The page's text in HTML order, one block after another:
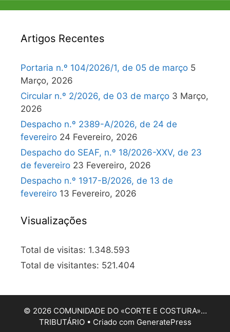
Artigos Recentes
Portaria n.º 104/2026/1, de 05 de março 5
Março, 2026
Circular n.º 2/2026, de 03 de março 3 Março,
2026
Despacho n.º 2389-A/2026, de 24 de
fevereiro 24 Fevereiro, 2026
Despacho do SEAF, n.º 18/2026-XXV, de 23
de fevereiro 23 Fevereiro, 2026
Despacho n.º 1917-B/2026, de 13 de
fevereiro 13 Fevereiro, 2026
Visualizações
Total de visitas: 1.348.593
Total de visitantes: 521.404
© 2026 COMUNIDADE DO «CORTE E COSTURA»…
TRIBUTÁRIO• Criado com GeneratePress